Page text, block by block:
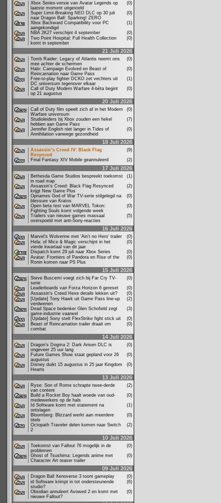
Xbox Series-versie van Avatar Legends op
laatste moment uitgesteld
(0)
Super Limit-Breaking NEO DLC op 30 juli
naar Dragon Ball: Sparking! ZERO
(0)
Xbox Backward Compatibility voor PC
aangekondigd
(1)
NBA 2K27 verschijnt 4 september
(0)
Two Point Hospital: Full Health Collection
komt in september
(0)
21 Juli 2026
Tomb Raider: Legacy of Atlantis neemt ons
mee achter de schermen
(0)
Halo: Campaign Evolved en Beast of
Reincarnation naar Game Pass
(0)
Free-to-play fighter DCKO zet vechters uit
DC universum tegenover elkaar
(1)
Call of Duty Modern Warfare 4-bèta begint
op 21 augustus
(0)
20 Juli 2026
Call of Duty film speelt zich af in het Modern
Warfare universum
(0)
Studioleiders bij Xbox zouden een hekel
hebben aan Game Pass
(7)
Jennifer English niet langer in Tides of
Annihilation vanwege gezondheid
(0)
18 Juli 2026
Assassin’s Creed IV: Black Flag
Resynced
(9)
Final Fantasy XIV Mobile geannuleerd
(2)
17 Juli 2026
Bethesda Game Studios bespreekt toekomst
in road map
(1)
Assassin's Creed: Black Flag Resynced
krijgt New Game Plus
(2)
Opnames God of War TV-serie stilgelegd na
blessure van Kratos
(0)
Open beta test van MARVEL Tokon:
Fighting Souls komt volgende week
(0)
Trailers van nieuwe games massaal
overspoeld met anti-Sony-reacties
(5)
16 Juli 2026
Marvel's Wolverine met 'Ain't no Hero' trailer
(0)
Hela: of Mice & Magic verschijnt in het
vierde kwartaal van dit jaar
(0)
Dispatch komt 29 juli naar Xbox Series
(0)
Avatar: Frontiers of Pandora en Rise of the
Ronin komen naar PS Plus
(0)
15 Juli 2026
Steve Buscemi voegt zich bij Far Cry TV-
serie
(0)
Leaderboards van Forza Horizon 6 gereset
(0)
Assassin's Creed Hexe details lekken uit?
(0)
[Update] Tony Hawk uit Game Pass line-up
verdwenen
(2)
Dead Space bedenker Glen Schofield zegt
game-industrie vaarwel
(3)
[Update] Sony stelt FlexStrike fight stick uit
(0)
Beast of Reincarnation trailer draait om
combat
(0)
14 Juli 2026
Dragon's Dogma 2: Dark Arisen DLC is
ongeveer 25 uur lang
(0)
Future Games Show staat gepland voor 26
augustus
(0)
Disney duikt 15 augustus in 25 jaar Kingdom
Hearts
(0)
13 Juli 2026
Ryse: Son of Rome schrapte twee-derde
van content
(2)
Build a Rocket Boy haalt woede van oud-
medewerkers op de hals
(0)
Id Software komt met statement na
ontslagen
(1)
Bloomberg: Blizzard werkt aan meerdere
titels
(0)
Octopath Traveler delen komen naar Switch
2
(2)
10 Juli 2026
Toekomst van Fallout 76 mogelijk in de
problemen
(0)
Ghost of Tsushima: Legends anime met
Character Art teaser trailer
(0)
09 Juli 2026
Dragon Ball Xenoverse 3 toont gameplay
(0)
id Software krimpt in tot ondersteunende
studio?
(6)
Obsidian annuleert Avowed 2 en komt met
nieuwe Fallout?
(0)